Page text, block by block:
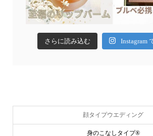
さらに読み込む Instagram
顔タイプウエディング
身のこなしタイプ®